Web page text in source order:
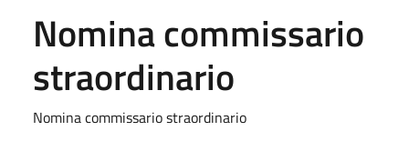
Nomina commissario
straordinario
Nomina commissario straordinario